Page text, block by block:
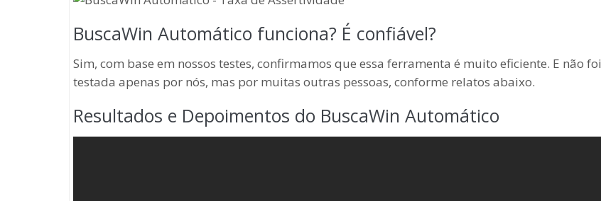
BuscaWin Automático funciona? É confiável?
Sim, com base em nossos testes, confirmamos que essa ferramenta é muito eficiente. E não foi
testada apenas por nós, mas por muitas outras pessoas, conforme relatos abaixo.
Resultados e Depoimentos do BuscaWin Automático